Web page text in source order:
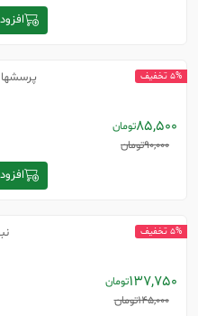
85,500تومان
90,000تومان
5% تخفیف
137,750تومان
145,000تومان
5% تخفیف